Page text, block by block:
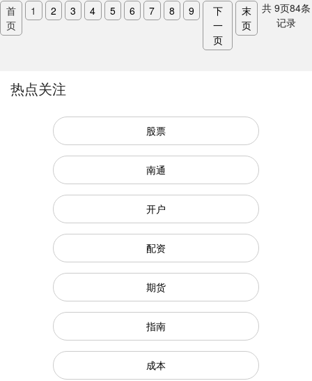
首
页
1 2 3 4 5 6 7 8 9
下
一
页
末
页
共9页84条
记录
热点关注
股票
南通
开户
配资
期货
指南
成本